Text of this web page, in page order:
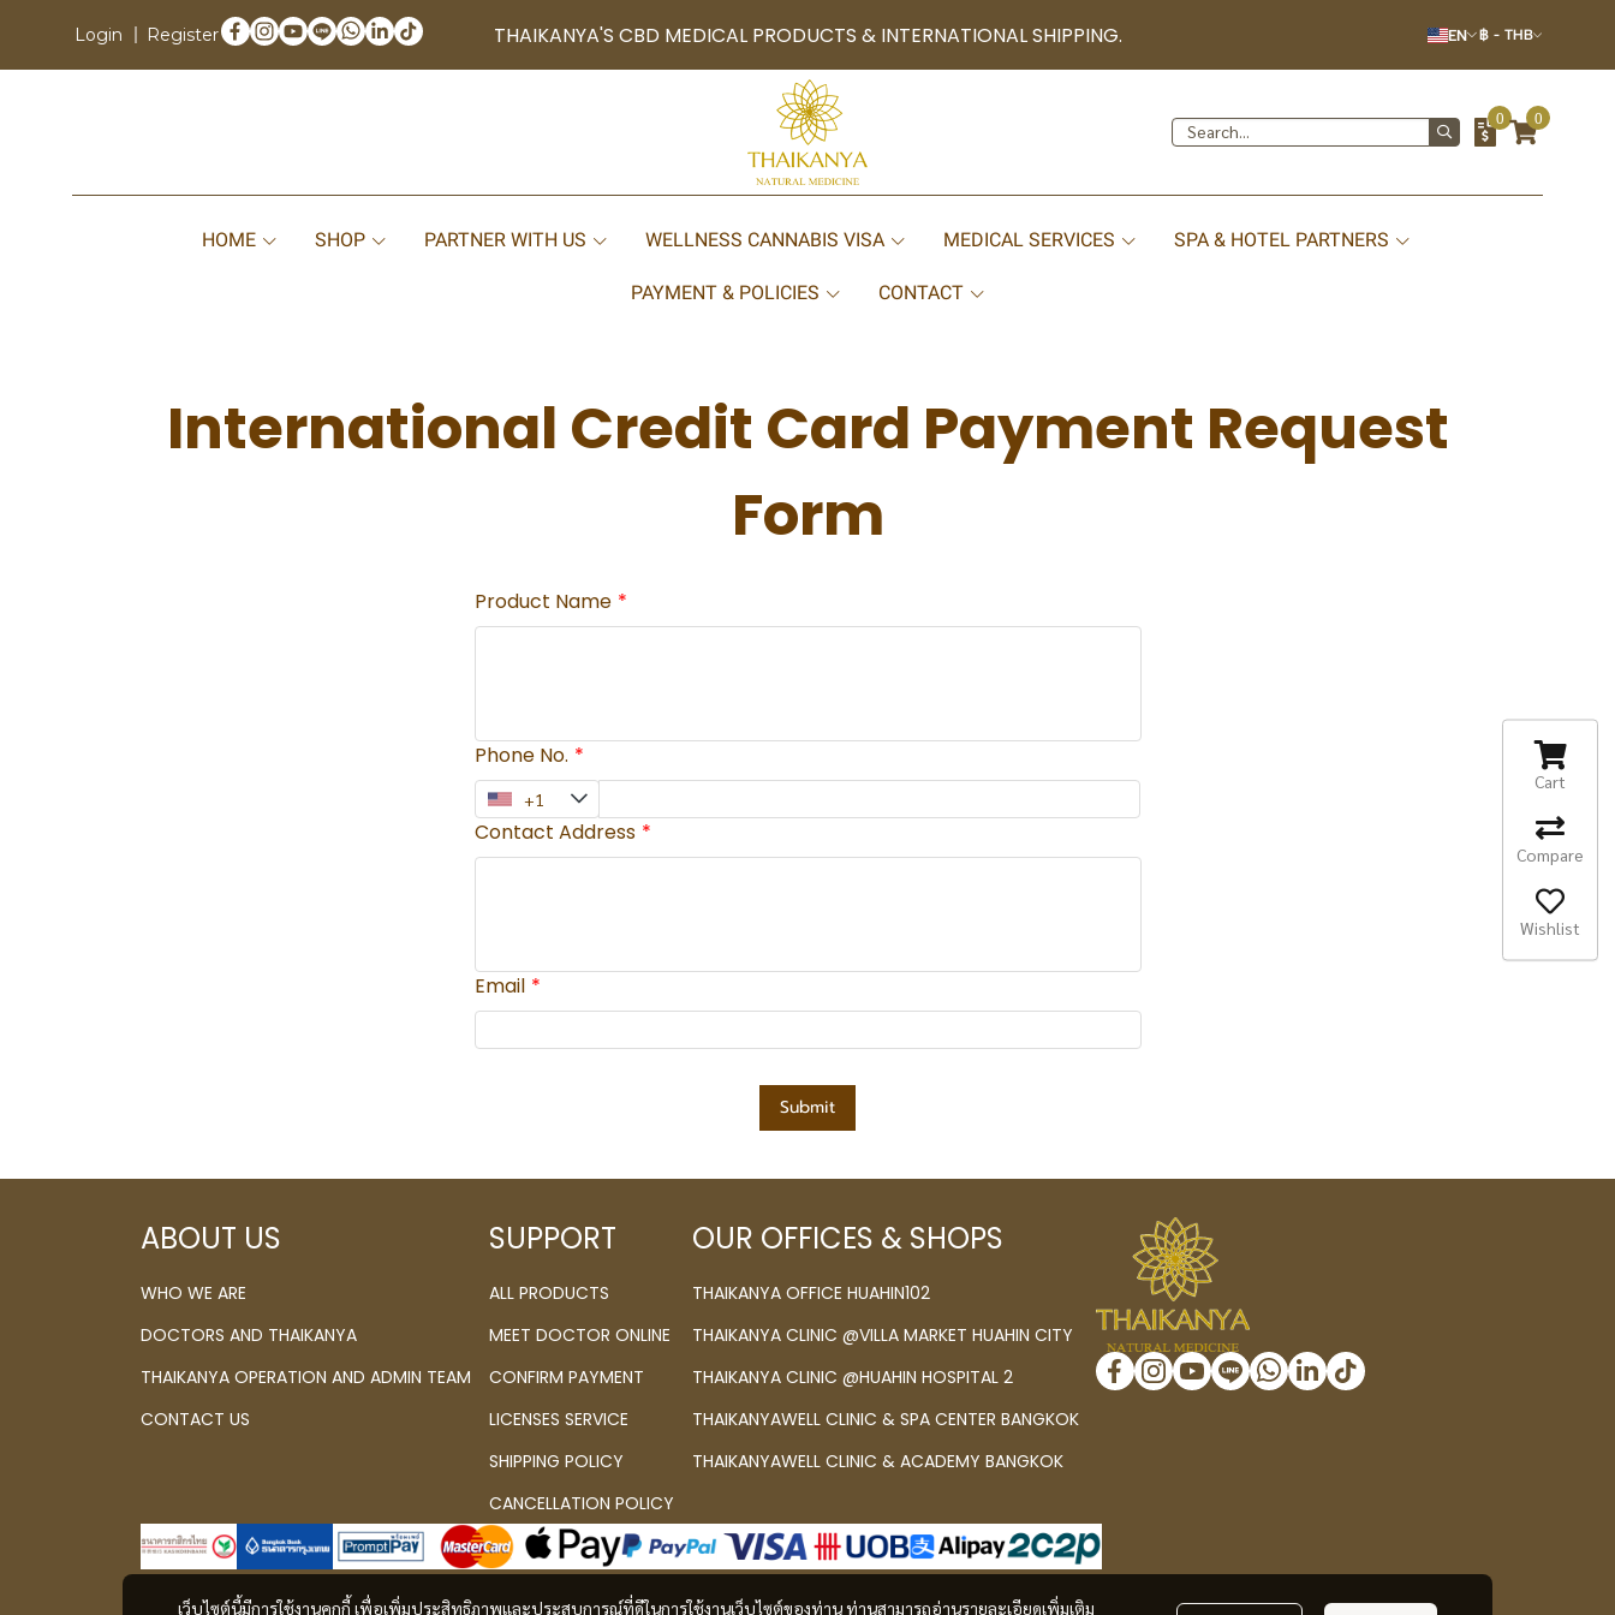
Login Register THAIKANYA'S CBD MEDICAL PRODUCTS & INTERNATIONAL SHIPPING. EN ฿ - THB
0 0
HOME SHOP PARTNER WITH US WELLNESS CANNABIS VISA MEDICAL SERVICES SPA & HOTEL PARTNERS
PAYMENT & POLICIES CONTACT
International Credit Card Payment Request
Form
Product Name
Phone No.
Contact Address
Email
Submit
เว็บไซต์นี้มีการใช้งานคุกกี้ เพื่อเพิ่มประสิทธิภาพและประสบการณ์ที่ดีในการใช้งานเว็บไซต์ของท่าน ท่านสามารถอ่านรายละเอียดเพิ่มเติม
ABOUT US
WHO WE ARE
DOCTORS AND THAIKANYA
THAIKANYA OPERATION AND ADMIN TEAM
CONTACT US
SUPPORT
ALL PRODUCTS
MEET DOCTOR ONLINE
CONFIRM PAYMENT
LICENSES SERVICE
SHIPPING POLICY
CANCELLATION POLICY
OUR OFFICES & SHOPS
THAIKANYA OFFICE HUAHIN102
THAIKANYA CLINIC @VILLA MARKET HUAHIN CITY
THAIKANYA CLINIC @HUAHIN HOSPITAL 2
THAIKANYAWELL CLINIC & SPA CENTER BANGKOK
THAIKANYAWELL CLINIC & ACADEMY BANGKOK
Cart
Compare
Wishlist